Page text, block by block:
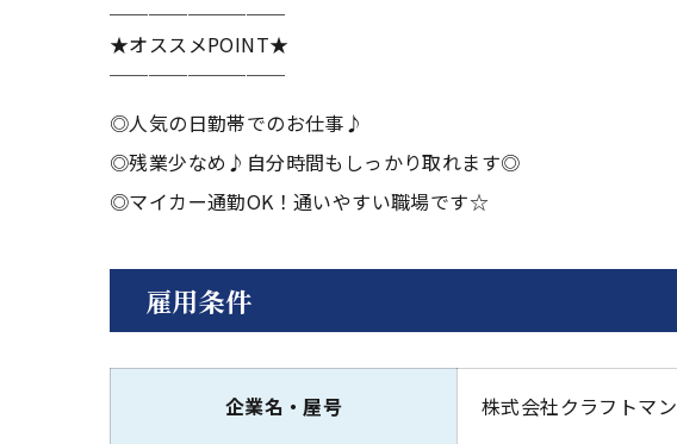
★オススメPOINT★
￣￣￣￣￣￣￣￣￣
◎人気の日勤帯でのお仕事♪
◎残業少なめ♪自分時間もしっかり取れます◎
◎マイカー通勤OK！通いやすい職場です☆
雇用条件
企業名・屋号 株式会社クラフトマン